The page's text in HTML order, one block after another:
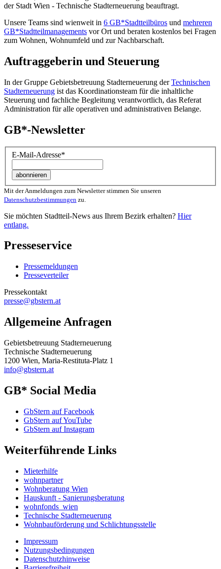
der Stadt Wien - Technische Stadterneuerung beauftragt.
Unsere Teams sind wienweit in 6 GB*Stadtteilbüros und mehreren
GB*Stadtteilmanagements vor Ort und beraten kostenlos bei Fragen
zum Wohnen, Wohnumfeld und zur Nachbarschaft.
Auftraggeberin und Steuerung
In der Gruppe Gebietsbetreuung Stadterneuerung derTechnischen
Stadterneuerung ist das Koordinationsteam für die inhaltliche
Steuerung und fachliche Begleitung verantwortlich, das Referat
Administration für alle operativen und administrativen Belange.
GB*-Newsletter
E-Mail-Adresse*
Mit der Anmeldungen zum Newsletter stimmen Sie unseren
Datenschutzbestimmungen zu.
Sie möchten Stadtteil-News aus Ihrem Bezirk erhalten? Hier
entlang.
Presseservice
Pressemeldungen
Presseverteiler
Pressekontakt
presse@gbstern.at
Allgemeine Anfragen
Gebietsbetreuung Stadterneuerung
Technische Stadterneuerung
1200 Wien, Maria-Restituta-Platz 1
info@gbstern.at
GB* Social Media
GbStern auf Facebook
GbStern auf YouTube
GbStern auf Instagram
Weiterführende Links
Mieterhilfe
wohnpartner
Wohnberatung Wien
Hauskunft - Sanierungsberatung
wohnfonds_wien
Technische Stadterneuerung
Wohnbauförderung und Schlichtungsstelle
Impressum
Nutzungsbedingungen
Datenschutzhinweise